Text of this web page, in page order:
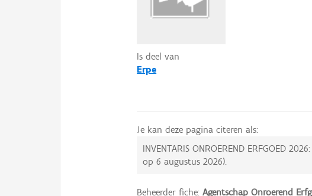
Is deel van
Erpe
Je kan deze pagina citeren als:
INVENTARIS ONROEREND ERFGOED 2026:
op6 augustus 2026).
Beheerder fiche:Agentschap Onroerend